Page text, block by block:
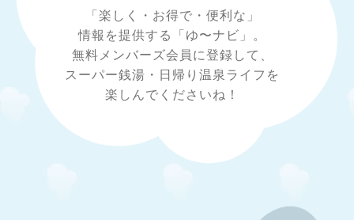
「楽しく・お得で・便利な」
情報を提供する「ゆ〜ナビ」。
無料メンバーズ会員に登録して、
スーパー銭湯・日帰り温泉ライフを
楽しんでくださいね！